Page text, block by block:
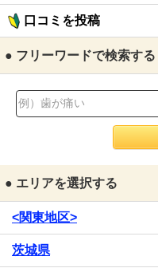
口コミを投稿
● フリーワードで検索する
● エリアを選択する
<関東地区>
茨城県